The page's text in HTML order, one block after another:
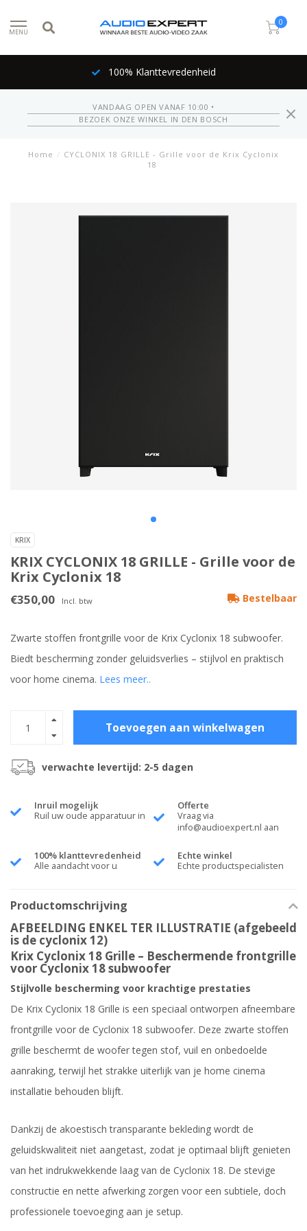
MENU
0
100% Klanttevredenheid
VANDAAG OPEN VANAF 10:00 •
BEZOEK ONZE WINKEL IN DEN BOSCH
Home / CYCLONIX 18 GRILLE - Grille voor de Krix Cyclonix
18
KRIX
KRIX CYCLONIX 18 GRILLE - Grille voor de
Krix Cyclonix 18
€350,00 Incl. btw Bestelbaar
Zwarte stoffen frontgrille voor de Krix Cyclonix 18 subwoofer.
Biedt bescherming zonder geluidsverlies – stijlvol en praktisch
voor home cinema. Lees meer..
Toevoegen aan winkelwagen
verwachte levertijd: 2-5 dagen
Inruil mogelijk
Ruil uw oude apparatuur in
Offerte
Vraag via
info@audioexpert.nl aan
100% klanttevredenheid
Alle aandacht voor u
Echte winkel
Echte productspecialisten
Productomschrijving
AFBEELDING ENKEL TER ILLUSTRATIE (afgebeeld
is de cyclonix 12)
Krix Cyclonix 18 Grille – Beschermende frontgrille
voor Cyclonix 18 subwoofer
Stijlvolle bescherming voor krachtige prestaties
De Krix Cyclonix 18 Grille is een speciaal ontworpen afneembare
frontgrille voor de Cyclonix 18 subwoofer. Deze zwarte stoffen
grille beschermt de woofer tegen stof, vuil en onbedoelde
aanraking, terwijl het strakke uiterlijk van je home cinema
installatie behouden blijft.
Dankzij de akoestisch transparante bekleding wordt de
geluidskwaliteit niet aangetast, zodat je optimaal blijft genieten
van het indrukwekkende laag van de Cyclonix 18. De stevige
constructie en nette afwerking zorgen voor een subtiele, doch
professionele toevoeging aan je setup.